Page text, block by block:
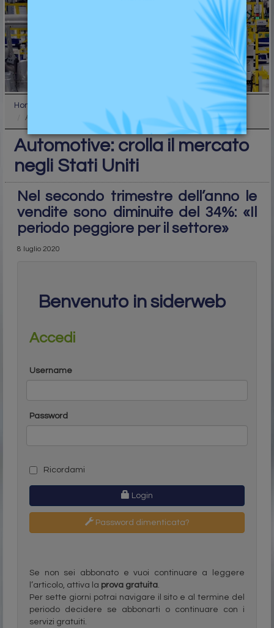
Home
Automotive: crolla il mercato negli Stati Uniti
Automotive: crolla il mercato
negli Stati Uniti
Nel secondo trimestre dell’anno le
vendite sono diminuite del 34%: «Il
periodo peggiore per il settore»
8 luglio 2020
Benvenuto in siderweb
Accedi
Username
Password
Ricordami
Login
Password dimenticata?
Se non sei abbonato e vuoi continuare a leggere
l’articolo, attiva la prova gratuita.
Per sette giorni potrai navigare il sito e al termine del
periodo decidere se abbonarti o continuare con i
servizi gratuiti.